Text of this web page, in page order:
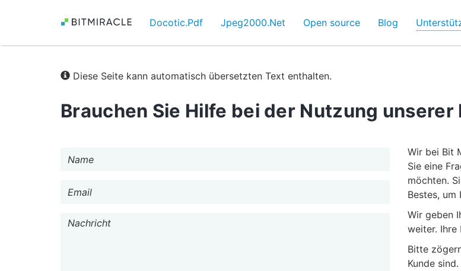
Docotic.Pdf Jpeg2000.Net Open source Blog
Diese Seite kann automatisch übersetzten Text enthalten.
Brauchen Sie Hilfe bei der Nutzung unserer
Wir bei Bit
Sie eine
möchten.
Bestes,
Wir geben
weiter.
Bitte
Kunde sind.